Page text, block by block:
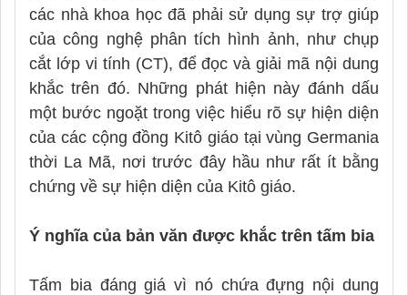
các nhà khoa học đã phải sử dụng sự trợ giúp
của công nghệ phân tích hình ảnh, như chụp
cắt lớp vi tính (CT), để đọc và giải mã nội dung
khắc trên đó. Những phát hiện này đánh dấu
một bước ngoặt trong việc hiểu rõ sự hiện diện
của các cộng đồng Kitô giáo tại vùng Germania
thời La Mã, nơi trước đây hầu như rất ít bằng
chứng về sự hiện diện của Kitô giáo.
Ý nghĩa của bản văn được khắc trên tấm bia
Tấm bia đáng giá vì nó chứa đựng nội dung